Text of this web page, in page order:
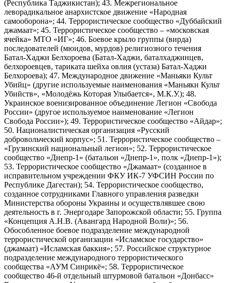
(Республика Таджикистан); 43. Межрегиональное
леворадикальное анархистское движение «Народная
самооборона»; 44. Террористическое сообщество «Дуббайский
джамаат»; 45. Террористическое сообщество – «московская
ячейка» МТО «ИГ»; 46. Боевое крыло группы (вирда)
последователей (мюидов, мурдов) религиозного течения
Батал-Хаджи Белхороева (Батал-Хаджи, баталхаджинцев,
белхороевцев, тариката шейха овлия (устаза) Батал-Хаджи
Белхороева); 47. Международное движение «Маньяки Культ
Убийц» (другие используемые наименования «Маньяки Культ
Убийств», «Молодёжь Которая Улыбается», М.К.У.); 48.
Украинское военизированное объединение Легион «Свобода
России» (другое используемое наименование «Легион
Свобода России»); 49. Террористическое сообщество «Айдар»;
50. Националистическая организация «Русский
добровольческий корпус»; 51. Террористическое сообщество –
«Грузинский национальный легион»; 52. Террористическое
сообщество «Днепр-1» (батальон «Днепр-1», полк «Днепр-1»);
53. Террористическое сообщество «Джамаат» (созданное в
исправительном учреждении ФКУ ИК-7 УФСИН России по
Республике Дагестан); 54. Террористическое сообщество,
созданное сотрудниками Главного управления разведки
Министерства обороны Украины и осуществлявшее свою
деятельность в г. Энергодаре Запорожской области; 55. Группа
«Концепция А.Н.В. (Авангард Народной Воли)»; 56.
Обособленное боевое подразделение международной
террористической организации «Исламское государство»
(джамаат) «Исламская баккия»; 57. Российское структурное
подразделение международного террористического
сообщества «АУМ Синрикё»; 58. Террористическое
сообщество 46-й отдельный штурмовой батальон «Донбасс»